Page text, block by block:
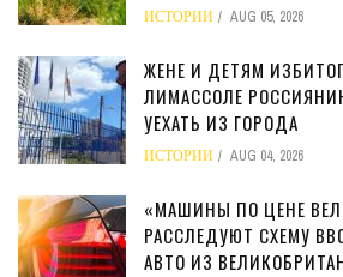
ИСТОРИИ AUG 05, 2026
ЖЕНЕ И ДЕТЯМ
ЛИМАССОЛЕ
УЕХАТЬ ИЗ ГОРОДА
ИСТОРИИ AUG 04, 2026
«МАШИНЫ ПО ЦЕНЕ
РАССЛЕДУЮТ СХЕМУ
АВТО ИЗ